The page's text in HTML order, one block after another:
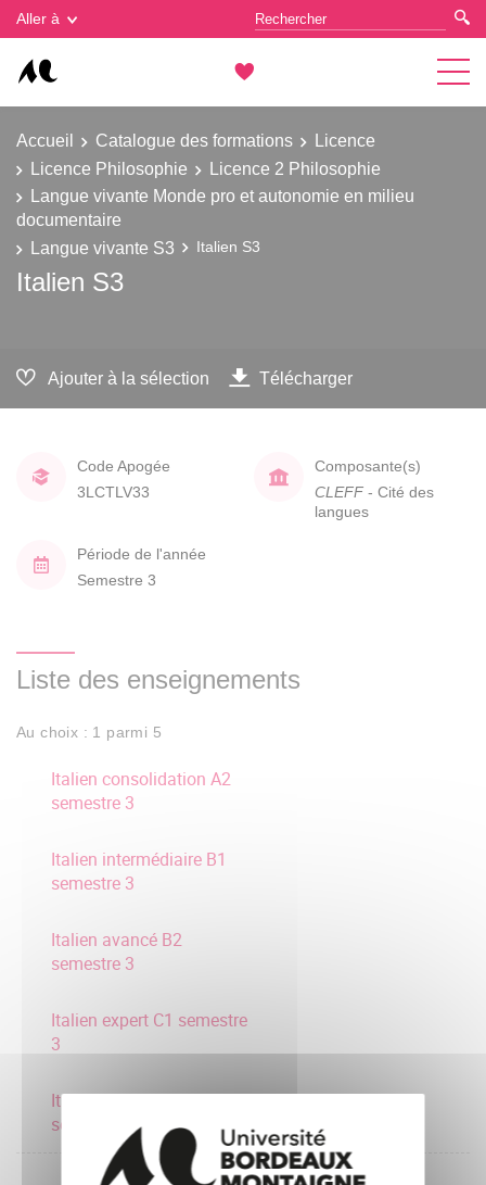
Aller à
Accueil Catalogue des formations
Licence
Licence Philosophie
Licence 2 Philosophie
Langue vivante Monde pro et autonomie en milieu
documentaire
Langue vivante S3
Italien S3
Italien S3
Ajouter à la sélection Télécharger
Code Apogée
3LCTLV33
Composante(s)
CLEFF - Cité des
langues
Période de l'année
Semestre 3
Liste des enseignements
Au choix : 1 parmi 5
Italien consolidation A2
semestre 3
Italien intermédiaire B1
semestre 3
Italien avancé B2
semestre 3
Italien expert C1 semestre
3
Italien débutant A1
semestre 3
Gestion des cookies